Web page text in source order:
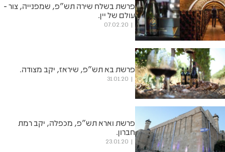
פרשת בשלח שירה תש"פ, שמפנייה, צור -
עולם של יין.
07.02.20
פרשת בא תש"פ, שיראז, יקב מצודה.
31.01.20
פרשת וארא תש"פ, מכפלה, יקב רמת
חברון.
23.01.20